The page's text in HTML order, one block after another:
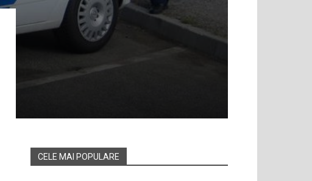
CELE MAI POPULARE